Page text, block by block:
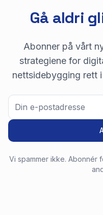
Gå aldri
Abonner på vårt
strategiene for
nettsidebygging rett
Vi spammer ikke. Abonnér